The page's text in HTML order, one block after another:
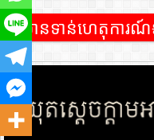
ព័ត៌មានទាន់ហេតុការណ៍